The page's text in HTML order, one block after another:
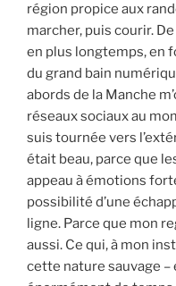
région propice aux
marcher, puis courir.
en plus longtemps, en
du grand bain
abords de la Manche
réseaux sociaux au
suis tournée vers
était beau, parce que
appeau à émotions
possibilité d’une
ligne. Parce que mon
aussi. Ce qui, à mon
cette nature sauvage –